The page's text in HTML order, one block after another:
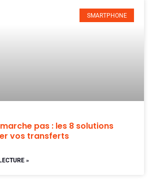
SMARTPHONE
pas : les 8 solutions
vos transferts
»